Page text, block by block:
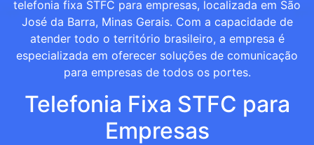
telefonia fixa STFC para empresas, localizada em São
José da Barra, Minas Gerais. Com a capacidade de
atender todo o território brasileiro, a empresa é
especializada em oferecer soluções de comunicação
para empresas de todos os portes.
Telefonia Fixa STFC para
Empresas